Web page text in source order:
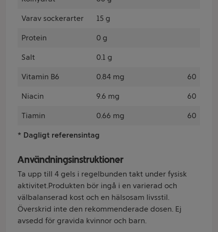
Varav sockerarter 15 g
Protein 0 g
Salt 0.1 g
Vitamin B6 0.84 mg 60
Niacin 9.6 mg 60
Tiamin 0.66 mg 60
* Dagligt referensintag
Användningsinstruktioner
Ta upp till 4 gels i regelbunden takt under fysisk
aktivitet.Produkten bör ingå i en varierad och
välbalanserad kost och en hälsosam livsstil.
Överskrid inte den rekommenderade dosen. Ej
avsedd för gravida kvinnor och barn.